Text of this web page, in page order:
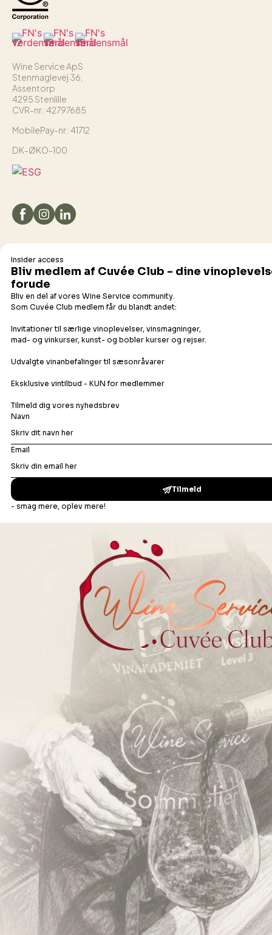
Wine Service ApS
Stenmaglevej 36,
Assentorp
4295 Stenlille
CVR-nr.: 42797685
MobilePay-nr.: 41712
DK-ØKO-100
Det flydende udvalg
Champagne
Hvidvin
Rosévin
Rødvin
Portvin
Dessertvin
Bonusafdelingen
Madopskrifter
Din ro i maven
Handelsbetingelser B2C
Øvrige politikker
FN’s Verdensmål
Fortryd dit køb
Kontakt os
ALDERSGRÆNSE
FOR SALG